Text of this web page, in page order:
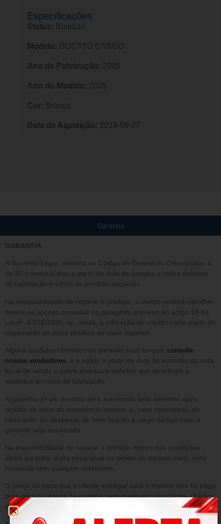
Especificações​
Status: Baixado
Modelo: DUCATO CARGO
Ano de Fabricação: 2005
Ano do Modelo: 2005
Cor: Branco
Data de Aquisição: 2019-09-27
Garantia
GARANTIA
A Garantia Legal, prevista no Código de Defesa do Consumidor, é
de 90 (noventa) dias a partir da data da compra e cobre defeitos
de fabricação e vícios do produto adquirido.
Na impossibilidade de reparar o produto, o cliente poderá escolher
dentre as opções previstas no parágrafo primeiro do artigo 18 da
Lei nº- 8.078/1990, ou, ainda, a utilização do crédito como parte do
pagamento de outro produto de valor superior.
Alguns produtos contam com garantia mais longas, consulte
nossos vendedores , e é válido a partir da data de emissão da nota
fiscal de venda e cobre eventuais defeitos que se refiram a
aspectos técnicos de fabricação.
A garantia de um produto será autorizada pela somente após
análise do setor de assistência técnica, e, caso necessário, do
fabricante. As despesas de frete ficarão a cargo da loja caso a
garantia seja autorizada.
Na impossibilidade de reparar o produto dentro das condições
desta garantia, outra peça igual ou similar de mesmo valor, será
fornecida sem qualquer acréscimo.
O preço da peça que o cliente entregar será o mesmo que foi pago
pela peça na época da compra, sem qualquer valorização. O valor
será o que constar no sistema da loja.